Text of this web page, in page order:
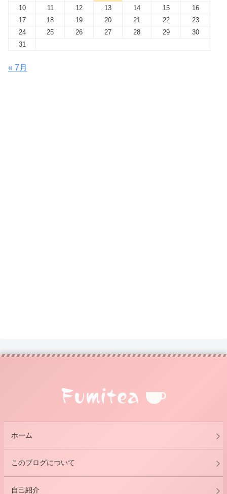
10
11 12 13 14 15
16
17
18 19 20 21 22
23
24
25 26 27 28 29
30
31
« 7月
ホーム
このブログについて
自己紹介